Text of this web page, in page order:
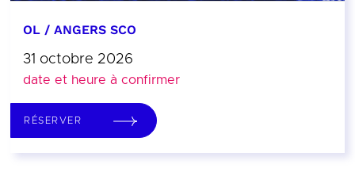
OL / ANGERS SCO
31 octobre 2026
date et heure à confirmer
RÉSERVER